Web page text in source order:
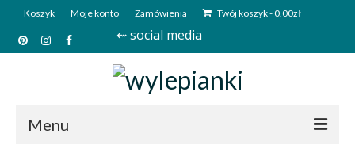
Koszyk Moje konto Zamówienia Twój koszyk-0.00zł
⇜ social media
Menu